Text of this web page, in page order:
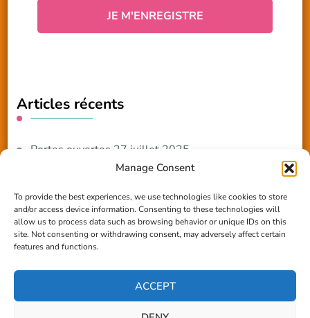
Manage Consent
To provide the best experiences, we use technologies like cookies to store
and/or access device information. Consenting to these technologies will
allow us to process data such as browsing behavior or unique IDs on this
site. Not consenting or withdrawing consent, may adversely affect certain
features and functions.
ACCEPT
Articles récents
Portes ouvertes 27 juillet 2025
Reportage TV Com
Construction en terre-paille
Chantier Participatif Terre Paille 6/7/24